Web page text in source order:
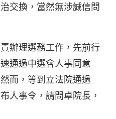
交換，當然無涉誠信問
辦理選務工作，先前行
通過中選會人事同意
而，等到立法院通過
人事令，請問卓院長，